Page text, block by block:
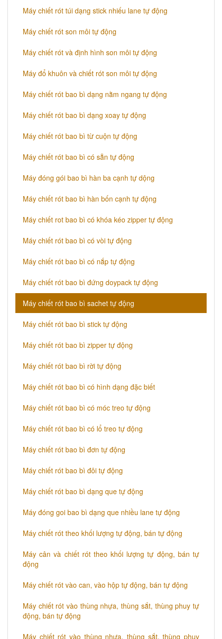
Máy chiết rót túi dạng stick nhiếu lane tự động
Máy chiết rót son môi tự động
Máy chiết rót và định hình son môi tự động
Máy đổ khuôn và chiết rót son môi tự động
Máy chiết rót bao bì dạng nằm ngang tự động
Máy chiết rót bao bì dạng xoay tự động
Máy chiết rót bao bì từ cuộn tự động
Máy chiết rót bao bì có sẵn tự động
Máy đóng gói bao bì hàn ba cạnh tự dộng
Máy chiết rót bao bì hàn bốn cạnh tự động
Máy chiết rot bao bì có khóa kéo zipper tự động
Máy chiết rót bao bì có vòi tự động
Máy chiết rót bao bì có nắp tự động
Máy chiết rót bao bì đứng doypack tự động
Máy chiết rót bao bì sachet tự động
Máy chiết rót bao bì stick tự động
Máy chiết rót bao bì zipper tự động
Máy chiết rót bao bì rời tự động
Máy chiết rót bao bì có hình dạng đặc biết
Máy chiết rót bao bì có móc treo tự động
Máy chiết rót bao bì có lổ treo tự động
Máy chiết rót bao bì đơn tự động
Máy chiết rót bao bì đôi tự động
Máy chiết rót bao bì dạng que tự động
Máy đóng goi bao bì dạng que nhiều lane tự động
Máy chiết rót theo khối lượng tự động, bán tự động
Máy cân và chiết rót theo khối lượng tự động, bán tự
động
Máy chiết rót vào can, vào hộp tự động, bán tự động
Máy chiết rót vào thùng nhựa, thùng sắt, thùng phuy tự
động, bán tự động
Máy chiết rót vào thùng nhựa, thùng sắt, thùng phuy